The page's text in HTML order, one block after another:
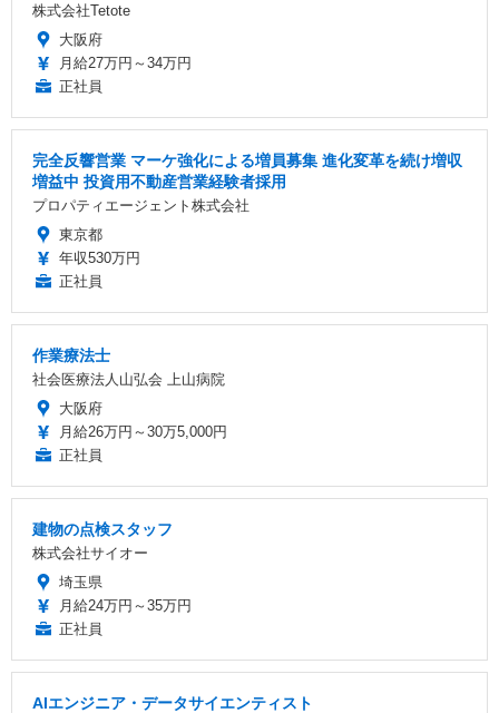
株式会社Tetote
大阪府
月給27万円～34万円
正社員
完全反響営業 マーケ強化による増員募集 進化変革を続け増収
増益中 投資用不動産営業経験者採用
プロパティエージェント株式会社
東京都
年収530万円
正社員
作業療法士
社会医療法人山弘会 上山病院
大阪府
月給26万円～30万5,000円
正社員
建物の点検スタッフ
株式会社サイオー
埼玉県
月給24万円～35万円
正社員
AIエンジニア・データサイエンティスト